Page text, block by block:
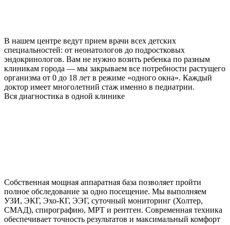
В нашем центре ведут прием врачи всех детских
специальностей: от неонатологов до подростковых
эндокринологов. Вам не нужно возить ребенка по разным
клиникам города — мы закрываем все потребности растущего
организма от 0 до 18 лет в режиме «одного окна». Каждый
доктор имеет многолетний стаж именно в педиатрии.
Вся диагностика в одной клинике
Собственная мощная аппаратная база позволяет пройти
полное обследование за одно посещение. Мы выполняем
УЗИ, ЭКГ, Эхо-КГ, ЭЭГ, суточный мониторинг (Холтер,
СМАД), спирографию, МРТ и рентген. Современная техника
обеспечивает точность результатов и максимальный комфорт